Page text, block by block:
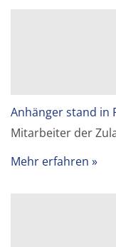
Anhänger stand in
Mitarbeiter der
Mehr erfahren